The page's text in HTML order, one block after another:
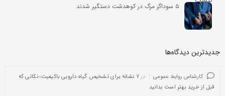
۵ سوداگر مرگ در کوهدشت دستگیر شدند
جدیدترین دیدگاه‌‌ها
کارشناس روابط عمومی در
۷ نشانه برای تشخیص گیاه دارویی باکیفیت؛ نکاتی که
قبل از خرید بهتر است بدانید